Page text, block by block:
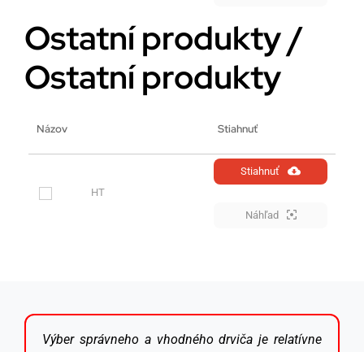
Ostatní produkty /
Ostatní produkty
Názov Stiahnuť
HT
Stiahnuť
Náhľad
Výber správneho a vhodného drviča je relatívne